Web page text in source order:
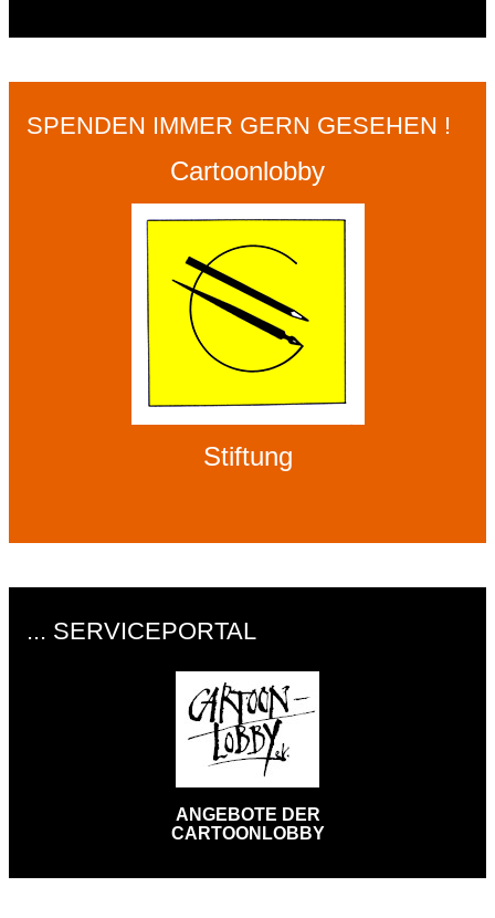
SPENDEN IMMER GERN GESEHEN !
Cartoonlobby
Stiftung
... SERVICEPORTAL
ANGEBOTE DER
CARTOONLOBBY